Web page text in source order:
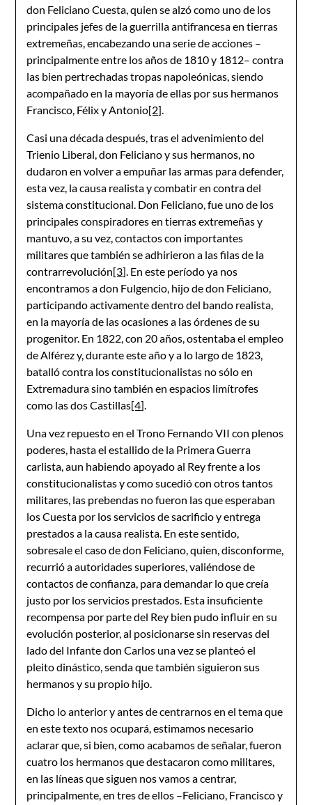
don Feliciano Cuesta, quien se alzó como uno de los
principales jefes de la guerrilla antifrancesa en tierras
extremeñas, encabezando una serie de acciones –
principalmente entre los años de 1810 y 1812– contra
las bien pertrechadas tropas napoleónicas, siendo
acompañado en la mayoría de ellas por sus hermanos
Francisco, Félix y Antonio[2].
Casi una década después, tras el advenimiento del
Trienio Liberal, don Feliciano y sus hermanos, no
dudaron en volver a empuñar las armas para defender,
esta vez, la causa realista y combatir en contra del
sistema constitucional. Don Feliciano, fue uno de los
principales conspiradores en tierras extremeñas y
mantuvo, a su vez, contactos con importantes
militares que también se adhirieron a las filas de la
contrarrevolución[3]. En este período ya nos
encontramos a don Fulgencio, hijo de don Feliciano,
participando activamente dentro del bando realista,
en la mayoría de las ocasiones a las órdenes de su
progenitor. En 1822, con 20 años, ostentaba el empleo
de Alférez y, durante este año y a lo largo de 1823,
batalló contra los constitucionalistas no sólo en
Extremadura sino también en espacios limítrofes
como las dos Castillas[4].
Una vez repuesto en el Trono Fernando VII con plenos
poderes, hasta el estallido de la Primera Guerra
carlista, aun habiendo apoyado al Rey frente a los
constitucionalistas y como sucedió con otros tantos
militares, las prebendas no fueron las que esperaban
los Cuesta por los servicios de sacrificio y entrega
prestados a la causa realista. En este sentido,
sobresale el caso de don Feliciano, quien, disconforme,
recurrió a autoridades superiores, valiéndose de
contactos de confianza, para demandar lo que creía
justo por los servicios prestados. Esta insuficiente
recompensa por parte del Rey bien pudo influir en su
evolución posterior, al posicionarse sin reservas del
lado del Infante don Carlos una vez se planteó el
pleito dinástico, senda que también siguieron sus
hermanos y su propio hijo.
Dicho lo anterior y antes de centrarnos en el tema que
en este texto nos ocupará, estimamos necesario
aclarar que, si bien, como acabamos de señalar, fueron
cuatro los hermanos que destacaron como militares,
en las líneas que siguen nos vamos a centrar,
principalmente, en tres de ellos –Feliciano, Francisco y